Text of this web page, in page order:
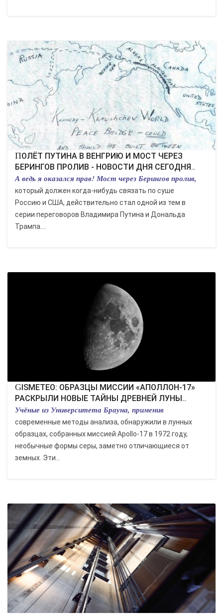
ПОЛЁТ ПУТИНА В ВЕНГРИЮ И МОСТ ЧЕРЕЗ
БЕРИНГОВ ПРОЛИВ - НОВОСТИ ДНЯ СЕГОДНЯ..
А ведь я оказался прав! Мост через Берингов пролив,
который должен когда-нибудь связать по суше
Россию и США, действительно стал одной из тем в
серии переговоров Владимира Путина и Дональда
Трампа....
GISMETEO: ОБРАЗЦЫ МИССИИ «АПОЛЛОН-17»
РАСКРЫЛИ НОВЫЕ ТАЙНЫ ДРЕВНЕЙ ЛУНЫ..
Учёные из Университета Брауна, применив
современные методы анализа, обнаружили в лунных
образцах, собранных миссией Apollo-17 в 1972 году,
необычные формы серы, заметно отличающиеся от
земных. Эти...